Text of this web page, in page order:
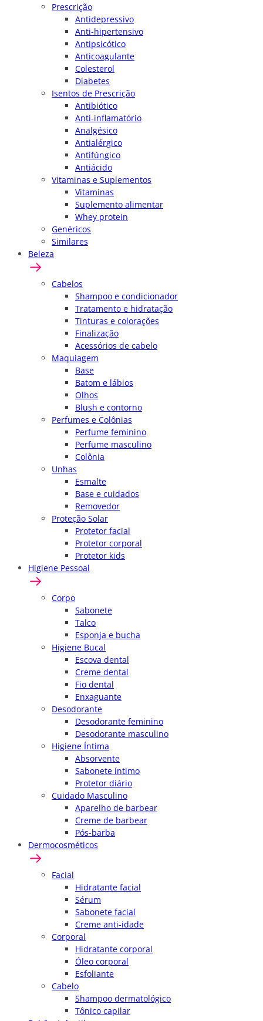
Prescrição
Antidepressivo
Anti-hipertensivo
Antipsicótico
Anticoagulante
Colesterol
Diabetes
Isentos de Prescrição
Antibiótico
Anti-inflamatório
Analgésico
Antialérgico
Antifúngico
Antiácido
Vitaminas e Suplementos
Vitaminas
Suplemento alimentar
Whey protein
Genéricos
Similares
Beleza
Cabelos
Shampoo e condicionador
Tratamento e hidratação
Tinturas e colorações
Finalização
Acessórios de cabelo
Maquiagem
Base
Batom e lábios
Olhos
Blush e contorno
Perfumes e Colônias
Perfume feminino
Perfume masculino
Colônia
Unhas
Esmalte
Base e cuidados
Removedor
Proteção Solar
Protetor facial
Protetor corporal
Protetor kids
Higiene Pessoal
Corpo
Sabonete
Talco
Esponja e bucha
Higiene Bucal
Escova dental
Creme dental
Fio dental
Enxaguante
Desodorante
Desodorante feminino
Desodorante masculino
Higiene Íntima
Absorvente
Sabonete íntimo
Protetor diário
Cuidado Masculino
Aparelho de barbear
Creme de barbear
Pós-barba
Dermocosméticos
Facial
Hidratante facial
Sérum
Sabonete facial
Creme anti-idade
Corporal
Hidratante corporal
Óleo corporal
Esfoliante
Cabelo
Shampoo dermatológico
Tônico capilar